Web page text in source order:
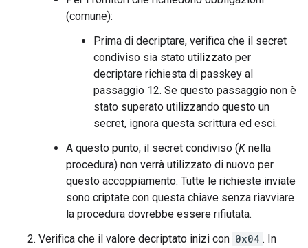
(comune):
Prima di decriptare, verifica che il secret
condiviso sia stato utilizzato per
decriptare richiesta di passkey al
passaggio 12. Se questo passaggio non è
stato superato utilizzando questo un
secret, ignora questa scrittura ed esci.
A questo punto, il secret condiviso (Knella
procedura) non verrà utilizzato di nuovo per
questo accoppiamento. Tutte le richieste inviate
sono criptate con questa chiave senza riavviare
la procedura dovrebbe essere rifiutata.
Verifica che il valore decriptato inizi con 0x04 . In